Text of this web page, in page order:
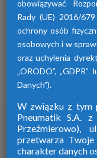
Firma
obowiązywać
Rady (UE) 2016/
ochrony osób
osobowych i w
oraz uchylenia
„ORODO”,
Danych”).
W związku z tym
Pneumatik S.A.
Przeźmierowo),
przetwarza
charakter danych